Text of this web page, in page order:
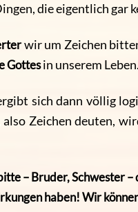
die eigentlich gar
wir um Zeichen
Gottesin unserem Leben.
sich dann völlig
Zeichen deuten,
– Bruder, Schwester –
haben! Wir